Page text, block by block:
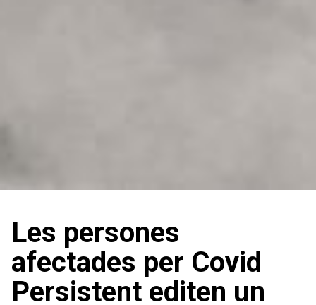
Les persones
afectades per Covid
Persistent editen un